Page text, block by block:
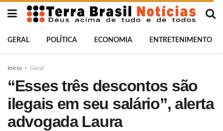
GERAL POLÍTICA ECONOMIA ENTRETENIMENTO
Início Geral
“Esses três descontos são
ilegais em seu salário”, alerta
advogada Laura